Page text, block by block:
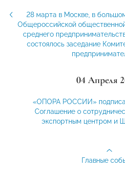
28 марта в Москве, в
Общероссийской
среднего
состоялось заседание
04 Апреля
«ОПОРА РОССИИ»
Соглашение о
экспортным центром и
Главные